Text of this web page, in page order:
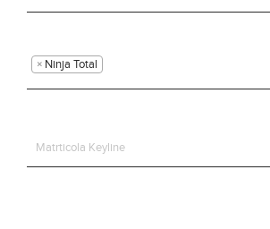
× Ninja Total